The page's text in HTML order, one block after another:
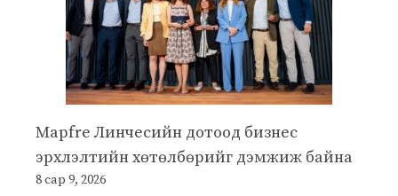
Mapfre Линчесийн дотоод бизнес
эрхлэлтийн хөтөлбөрийг дэмжиж байна
8 сар 9, 2026